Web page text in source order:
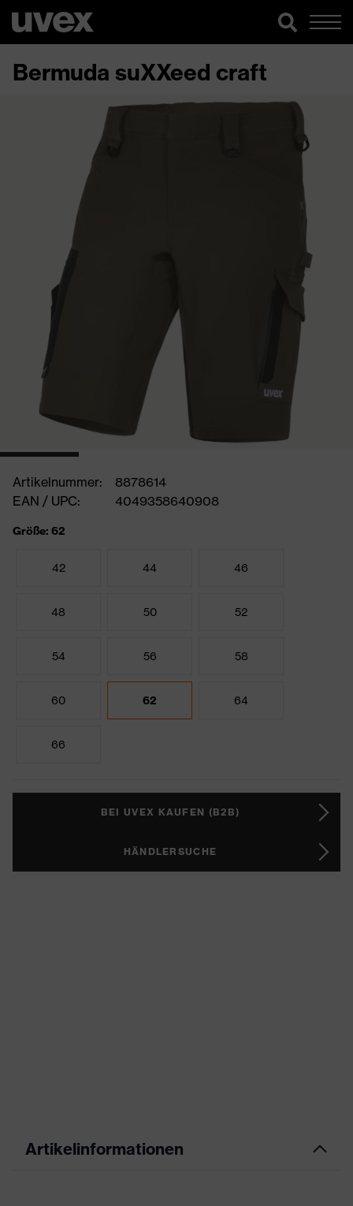
Bermuda suXXeed craft
Artikelnummer:
8878614
EAN / UPC:
4049358640908
Größe: 62
42 44 46
48 50 52
54 56 58
60 62 64
66
BEI UVEX KAUFEN (B2B)
HÄNDLERSUCHE
Artikelinformationen